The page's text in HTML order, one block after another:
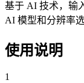
基于 AI 技术，输
AI 模型和分辨率
使用说明
1